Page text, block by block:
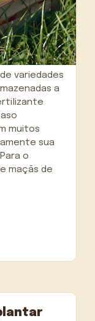
variedades
a
muitos
sua
o
maçãs de